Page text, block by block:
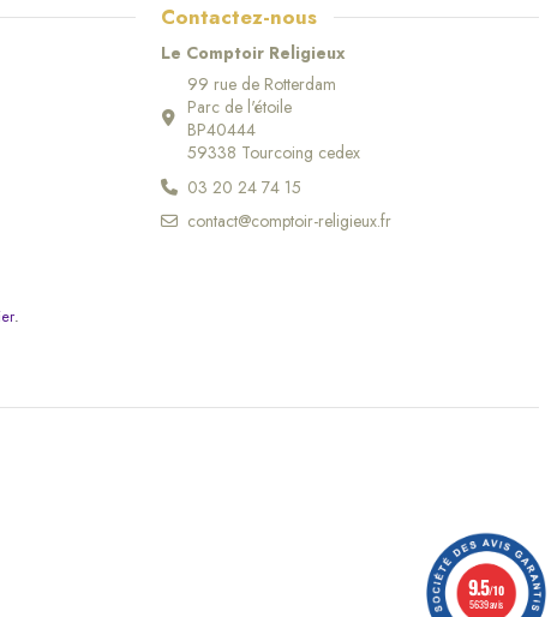
Contactez-nous
Le Comptoir Religieux
99 rue de Rotterdam
Parc de l'étoile
BP40444
59338 Tourcoing cedex
03 20 24 74 15
contact@comptoir-religieux.fr
.
9.5/10
5639 avis